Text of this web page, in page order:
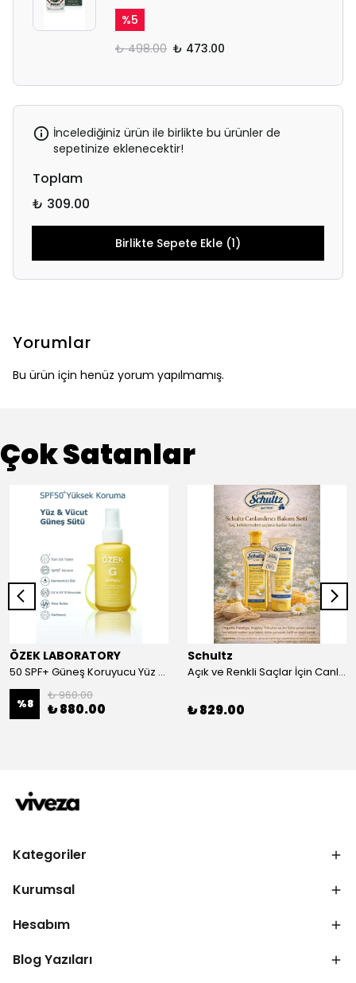
%5
₺ 498.00 ₺ 473.00
İncelediğiniz ürün ile birlikte bu ürünler de
sepetinize eklenecektir!
Toplam
₺ 309.00
Birlikte Sepete Ekle (1)
Yorumlar
Bu ürün için henüz yorum yapılmamış.
Çok Satanlar
ÖZEK LABORATORY
50 SPF+ Güneş Koruyucu Yüz ve Vücut Sütü 100 ml
%8
₺ 960.00
₺ 880.00
Schultz
Açık ve Renkli Saçlar İçin Canlandırıcı 2li Bakım Seti Şampuan + Saç Kremi
₺ 829.00
Kategoriler
Kurumsal
Hesabım
Blog Yazıları